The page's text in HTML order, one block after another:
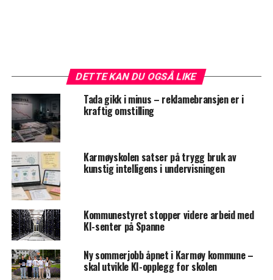
DETTE KAN DU OGSÅ LIKE
Tada gikk i minus – reklamebransjen er i
kraftig omstilling
Karmøyskolen satser på trygg bruk av
kunstig intelligens i undervisningen
Kommunestyret stopper videre arbeid med
KI-senter på Spanne
Ny sommerjobb åpnet i Karmøy kommune –
skal utvikle KI-opplegg for skolen